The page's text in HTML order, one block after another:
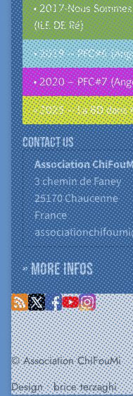
• 2017-Nous
(ILE DE Ré)
• 2019 – PFC#6
• 2020 – PFC#7
• 2025 – La BD
Contact us
Association
3 chemin de Faney
25170Chaucenne
France
» More infos
© Association ChiFouMi
Design :brice terzaghi